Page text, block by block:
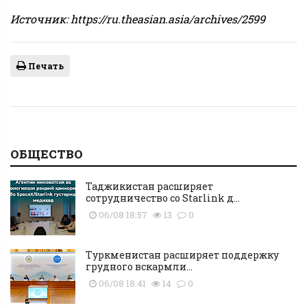
Источник: https://ru.theasian.asia/archives/2599
Печать
ОБЩЕСТВО
Таджикистан расширяет
сотрудничество со Starlink д...
06/08 18:57 13 0
Туркменистан расширяет поддержку
грудного вскармли...
06/08 18:41 14 0